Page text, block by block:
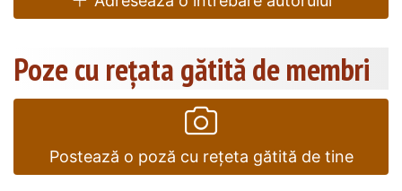
Poze cu rețata gătită de membri
Postează o poză cu rețeta gătită de tine